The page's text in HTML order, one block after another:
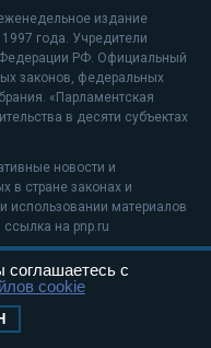
издание
года. Учредители
Федерации РФ. Официальный
законов, федеральных
«Парламентская
в десяти субъектах
новости и
в стране законах и
использовании материалов
ссылка на pnp.ru
рекомендательные
соглашаетесь с
cookie